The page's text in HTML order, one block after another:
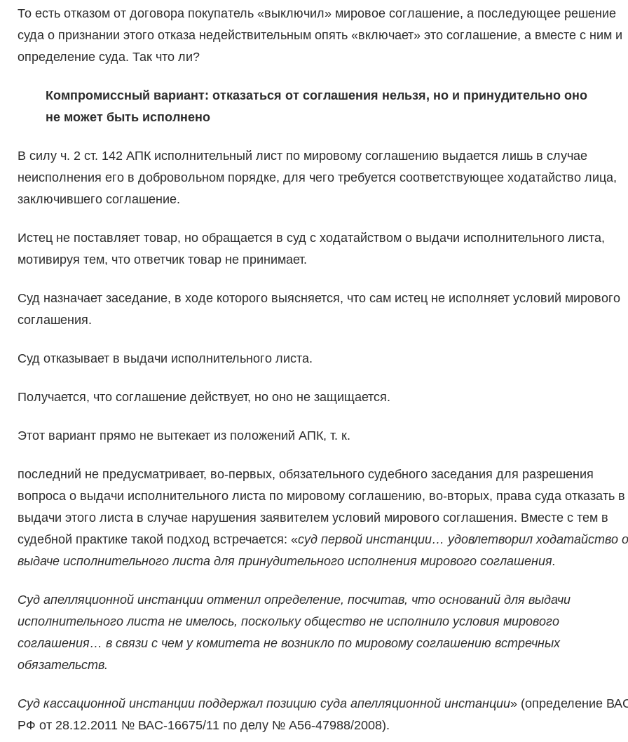
То есть отказом от договора покупатель «выключил» мировое соглашение, а последующее решение
суда о признании этого отказа недействительным опять «включает» это соглашение, а вместе с ним и
определение суда. Так что ли?
Компромиссный вариант: отказаться от соглашения нельзя, но и принудительно оно
не может быть исполнено
В силу ч. 2 ст. 142 АПК исполнительный лист по мировому соглашению выдается лишь в случае
неисполнения его в добровольном порядке, для чего требуется соответствующее ходатайство лица,
заключившего соглашение.
Истец не поставляет товар, но обращается в суд с ходатайством о выдачи исполнительного листа,
мотивируя тем, что ответчик товар не принимает.
Суд назначает заседание, в ходе которого выясняется, что сам истец не исполняет условий мирового
соглашения.
Суд отказывает в выдачи исполнительного листа.
Получается, что соглашение действует, но оно не защищается.
Этот вариант прямо не вытекает из положений АПК, т. к.
последний не предусматривает, во-первых, обязательного судебного заседания для разрешения
вопроса о выдачи исполнительного листа по мировому соглашению, во-вторых, права суда отказать в
выдачи этого листа в случае нарушения заявителем условий мирового соглашения. Вместе с тем в
судебной практике такой подход встречается: «суд первой инстанции… удовлетворил ходатайство о
выдаче исполнительного листа для принудительного исполнения мирового соглашения.
Суд апелляционной инстанции отменил определение, посчитав, что оснований для выдачи
исполнительного листа не имелось, поскольку общество не исполнило условия мирового
соглашения… в связи с чем у комитета не возникло по мировому соглашению встречных
обязательств.
Суд кассационной инстанции поддержал позицию суда апелляционной инстанции» (определение
РФ от 28.12.2011 № ВАС-16675/11 по делу № А56-47988/2008).